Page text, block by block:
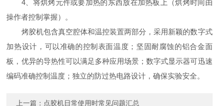
4、将烘烤元件或要加热的东西放在加热板上（烘烤时间由
操作者控制掌握）。
烤胶机包含真空腔体和温控装置两部分，采用新颖的数字式
加热设计，可以准确的控制表面温度；坚固耐腐蚀的铝合金面
板，优异的导热性可以满足多种应用场景；数字式显示器可迅速
编码准确控制温度；独立的防过热电路设计，确保实验安全。
上一篇： 点胶机日常使用时常见问题汇总